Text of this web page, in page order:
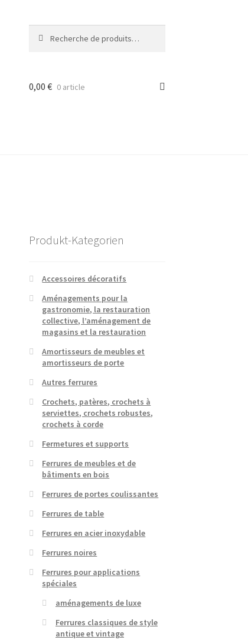
pour :
0,00 € 0 article
Produkt-Kategorien
Accessoires décoratifs
Aménagements pour la
gastronomie, la restauration
collective, l’aménagement de
magasins et la restauration
Amortisseurs de meubles et
amortisseurs de porte
Autres ferrures
Crochets, patères, crochets à
serviettes, crochets robustes,
crochets à corde
Fermetures et supports
Ferrures de meubles et de
bâtiments en bois
Ferrures de portes coulissantes
Ferrures de table
Ferrures en acier inoxydable
Ferrures noires
Ferrures pour applications
spéciales
aménagements de luxe
Ferrures classiques de style
antique et vintage